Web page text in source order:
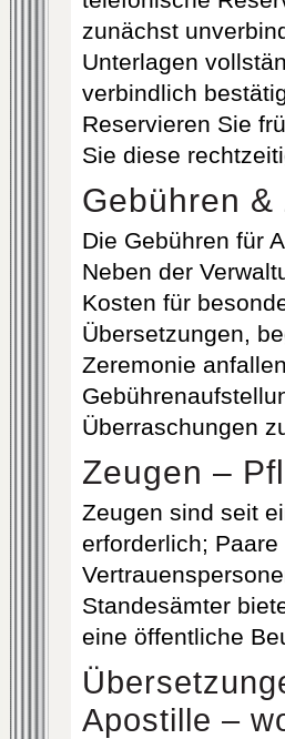
zunächst
Unterlagen
verbindlich
Reservieren Sie
Sie diese
Gebühren &
Die Gebühren für
Neben der
Kosten für
Übersetzungen,
Zeremonie
Überraschungen
Zeugen –
Zeugen sind seit
erforderlich;
Standesämter
eine öffentliche
Apostille –